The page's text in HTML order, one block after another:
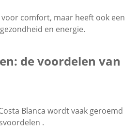
comfort, maar heeft ook een
en energie.
de voordelen van
Blanca wordt vaak geroemd
.